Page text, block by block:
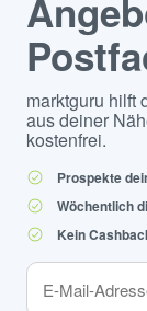
marktguru hilft
aus deiner
kostenfrei.
Prospekte
Wöchentlich
Kein